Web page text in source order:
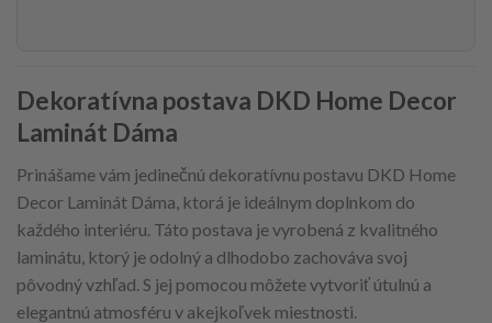
Dekoratívna postava DKD Home Decor
Laminát Dáma
Prinášame vám jedinečnú dekoratívnu postavu DKD Home
Decor Laminát Dáma, ktorá je ideálnym doplnkom do
každého interiéru. Táto postava je vyrobená z kvalitného
laminátu, ktorý je odolný a dlhodobo zachováva svoj
pôvodný vzhľad. S jej pomocou môžete vytvoriť útulnú a
elegantnú atmosféru v akejkoľvek miestnosti.